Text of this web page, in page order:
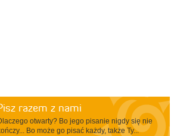
razem z nami
otwarty? Bo jego pisanie nigdy się nie
Bo może go pisać każdy, także Ty...